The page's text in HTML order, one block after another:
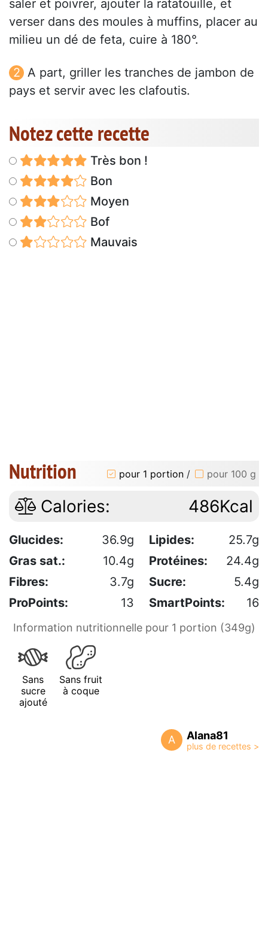
saler et poivrer, ajouter la ratatouille, et
verser dans des moules à muffins, placer au
milieu un dé de feta, cuire à 180°.
A part, griller les tranches de jambon de
pays et servir avec les clafoutis.
Notez cette recette
Très bon !
Bon
Moyen
Bof
Mauvais
Nutrition pour 1 portion / pour 100 g
Calories: 486Kcal
Glucides: 36.9g Lipides:
25.7g
Gras sat.:
10.4g Protéines:
24.4g
Fibres:
3.7g Sucre:
5.4g
ProPoints:
13 SmartPoints: 16
Information nutritionnelle pour 1 portion (349g)
Sans
sucre
ajouté
Sans fruit
à coque
A Alana81